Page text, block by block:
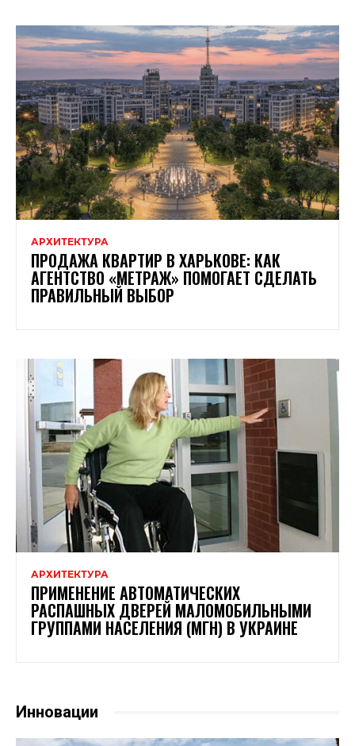
АРХИТЕКТУРА
ПРОДАЖА КВАРТИР В ХАРЬКОВЕ: КАК
АГЕНТСТВО «МЕТРАЖ» ПОМОГАЕТ СДЕЛАТЬ
ПРАВИЛЬНЫЙ ВЫБОР
АРХИТЕКТУРА
ПРИМЕНЕНИЕ АВТОМАТИЧЕСКИХ
РАСПАШНЫХ ДВЕРЕЙ МАЛОМОБИЛЬНЫМИ
ГРУППАМИ НАСЕЛЕНИЯ (МГН) В УКРАИНЕ
Инновации